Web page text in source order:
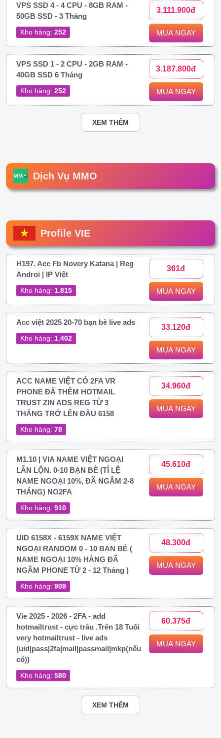
VPS SSD 4 - 4 CPU - 8GB RAM -
50GB SSD - 3 Tháng
Kho hàng: 252
3.111.900đ
MUA NGAY
VPS SSD 1 - 2 CPU - 2GB RAM -
40GB SSD 6 Tháng
Kho hàng: 252
3.187.800đ
MUA NGAY
XEM THÊM
Dịch Vụ MMO
Profile VIE
H197. Acc Fb Novery Katana | Reg
Androi | IP Việt
Kho hàng: 1.815
361đ
MUA NGAY
Acc việt 2025 20-70 bạn bè live ads
Kho hàng: 1.402
33.120đ
MUA NGAY
ACC NAME VIỆT CÓ 2FA VR
PHONE ĐÃ THÊM HOTMAIL
TRUST ZIN ADS REG TỪ 3
THÁNG TRỞ LÊN ĐẦU 6158
Kho hàng: 78
34.960đ
MUA NGAY
M1.10 | VIA NAME VIỆT NGOẠI
LẪN LỘN. 0-10 BẠN BÈ (TỈ LỆ
NAME NGOẠI 10%, ĐÃ NGÂM 2-8
THÁNG) NO2FA
Kho hàng: 910
45.610đ
MUA NGAY
UID 6158X - 6159X NAME VIỆT
NGOẠI RANDOM 0 - 10 BẠN BÈ (
NAME NGOẠI 10% HÀNG ĐÃ
NGÂM PHONE TỪ 2 - 12 Tháng )
Kho hàng: 909
48.300đ
MUA NGAY
Vie 2025 - 2026 - 2FA - add
hotmailtrust - cực trâu .Trên 18 Tuổi
very hotmailtrust - live ads
(uid|pass|2fa|mail|passmail|mkp(nếu
có))
Kho hàng: 580
60.375đ
MUA NGAY
XEM THÊM